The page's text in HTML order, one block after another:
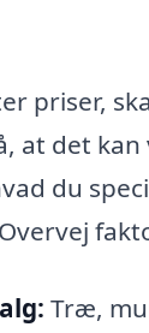
priser,
at det
du
Træ,